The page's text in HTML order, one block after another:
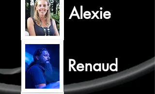
Alexie
Renaud